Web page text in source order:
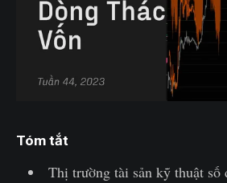
Tóm tắt
Thị trường tài sản kỹ thuật số